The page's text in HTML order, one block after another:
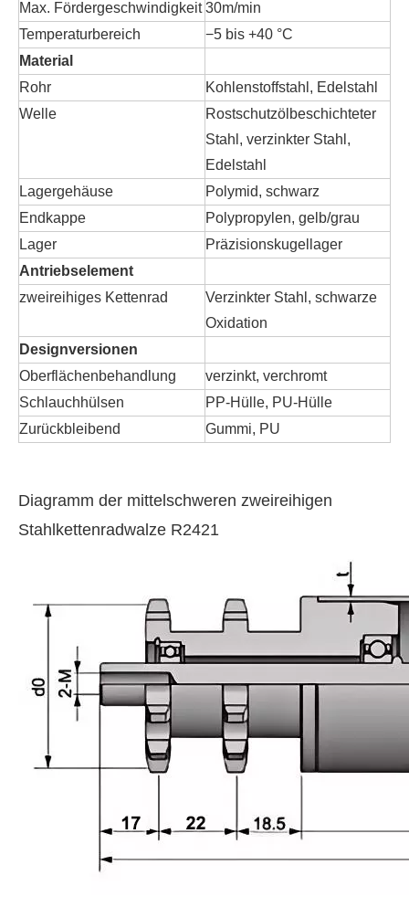
Max. Fördergeschwindigkeit 30m/min
Temperaturbereich
−5 bis +40 °C
Material
Rohr
Kohlenstoffstahl, Edelstahl
Welle
Rostschutzölbeschichteter
Stahl, verzinkter Stahl,
Edelstahl
Lagergehäuse
Polymid, schwarz
Endkappe
Polypropylen, gelb/grau
Lager
Präzisionskugellager
Antriebselement
zweireihiges Kettenrad
Verzinkter Stahl, schwarze
Oxidation
Designversionen
Oberflächenbehandlung
verzinkt, verchromt
Schlauchhülsen
PP-Hülle, PU-Hülle
Zurückbleibend
Gummi, PU
Diagramm der mittelschweren zweireihigen
Stahlkettenradwalze R2421